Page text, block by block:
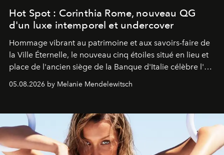
Hot Spot : Corinthia Rome, nouveau QG
d'un luxe intemporel et undercover
Hommage vibrant au patrimoine et aux savoirs-faire de
la Ville Éternelle, le nouveau cinq étoiles situé en lieu et
place de l'ancien siège de la Banque d'Italie célèbre l'art
de vivre Romain dans toute son élégance intemporelle.
05.08.2026 by Melanie Mendelewitsch